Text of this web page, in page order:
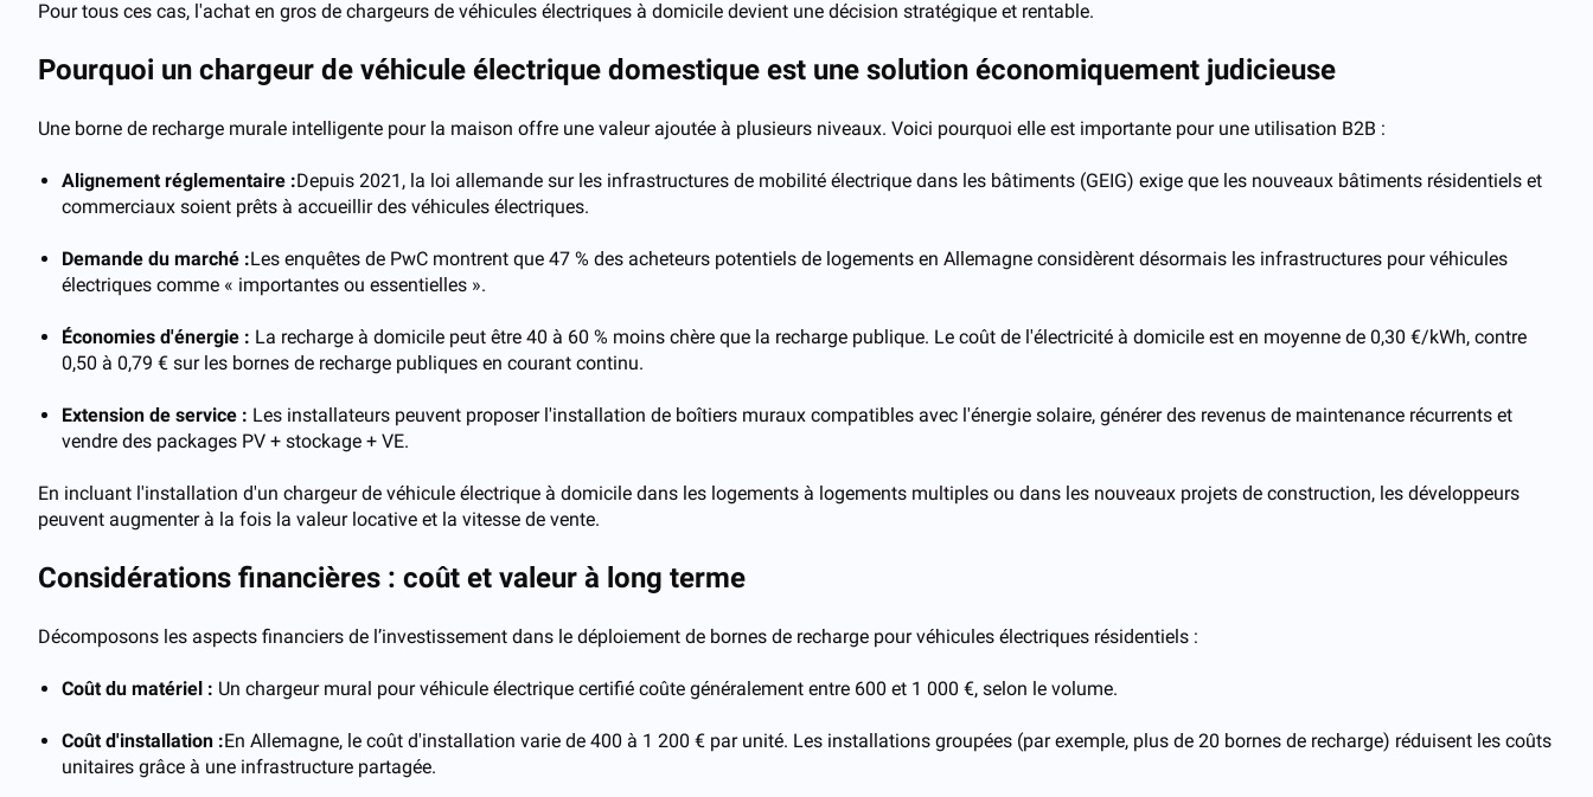
Pour tous ces cas, l'achat en gros de chargeurs de véhicules électriques à domicile devient une décision stratégique et rentable.
Pourquoi un chargeur de véhicule électrique domestique est une solution économiquement judicieuse
Une borne de recharge murale intelligente pour la maison offre une valeur ajoutée à plusieurs niveaux. Voici pourquoi elle est importante pour une utilisation B2B :
Alignement réglementaire :Depuis 2021, la loi allemande sur les infrastructures de mobilité électrique dans les bâtiments (GEIG) exige que les nouveaux bâtiments résidentiels et
commerciaux soient prêts à accueillir des véhicules électriques.
Demande du marché :Les enquêtes de PwC montrent que 47 % des acheteurs potentiels de logements en Allemagne considèrent désormais les infrastructures pour véhicules
électriques comme « importantes ou essentielles ».
Économies d'énergie : La recharge à domicile peut être 40 à 60 % moins chère que la recharge publique. Le coût de l'électricité à domicile est en moyenne de 0,30 €/kWh, contre
0,50 à 0,79 € sur les bornes de recharge publiques en courant continu.
Extension de service : Les installateurs peuvent proposer l'installation de boîtiers muraux compatibles avec l'énergie solaire, générer des revenus de maintenance récurrents et
vendre des packages PV + stockage + VE.
En incluant l'installation d'un chargeur de véhicule électrique à domicile dans les logements à logements multiples ou dans les nouveaux projets de construction, les développeurs
peuvent augmenter à la fois la valeur locative et la vitesse de vente.
Considérations financières : coût et valeur à long terme
Décomposons les aspects financiers de l’investissement dans le déploiement de bornes de recharge pour véhicules électriques résidentiels :
Coût du matériel : Un chargeur mural pour véhicule électrique certifié coûte généralement entre 600 et 1 000 €, selon le volume.
Coût d'installation :En Allemagne, le coût d'installation varie de 400 à 1 200 € par unité. Les installations groupées (par exemple, plus de 20 bornes de recharge) réduisent les coûts
unitaires grâce à une infrastructure partagée.